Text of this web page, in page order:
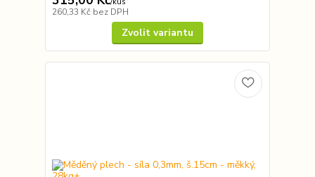
260,33 Kč bez DPH
Zvolit variantu